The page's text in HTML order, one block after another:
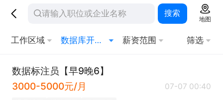
搜索
地图
工作区域 数据库开发与管理(DBA) 薪资范围 筛选
数据标注员【早9晚6】
3000-5000元/月
07-07 00:40